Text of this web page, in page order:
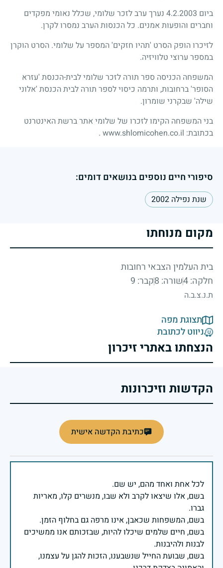
ביום 4.2.2003 נערך ערב לזכר שלומי, שכלל נאומי מפקדים
וחברים והופעות אמנים. כל הכנסות הערב נמסרו לקרן.
לזיכרו הופק הסרט 'תהיו חזקים' המספר על שלומי. הסרט הוקרן
במספר ערוצי טלוויזיה.
המשפחה הכניסה ספר תורה לזכר שלומי לבית-הכנסת 'עזרא
הסופר' ברחובות, ותרמה כיסוי לספר תורה לבית הכנסת 'אלוני
שילה' שבקרני שומרון.
בני המשפחה הקימו לזכרו של שלומי אתר ברשת האינטרנט
בכתובת: www.shlomicohen.co.il
.
סיפורי חיים נוספים בנושאים דומים:
שנת נפילה 2002
מקום מנוחתו
בית העלמין הצבאי רחובות
חלקה: 4
שורה: 8 קבר: 9
ת.נ.צ.ב.ה
תצוגת מפה
ניווט לכתובת
הנצחתו באתרי זיכרון
הקדשות וזיכרונות
כתיבת הקדשה אישית
בשם, אלו שיצאו לקרב ולא שבו, מנשרים קלו, מאריות
בשם, חיים שלמים שיכלו להיות, שבזכותם אנו ממשיכים
בשם, שבועת החייל שנשבענו, הזכות להגן על עצמנו,